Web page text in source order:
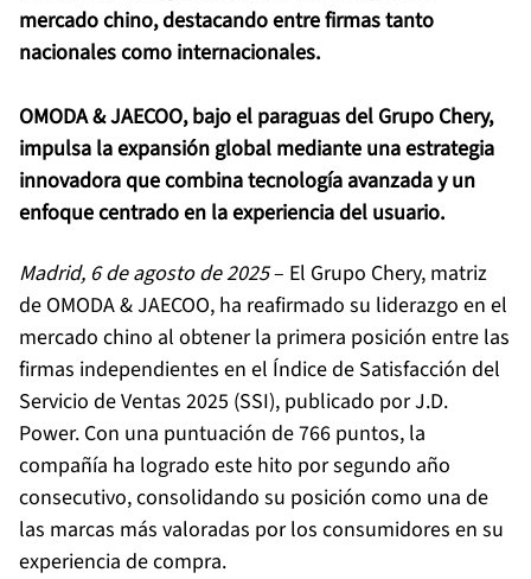
mercado chino, destacando entre firmas tanto
nacionales como internacionales.
OMODA & JAECOO, bajo el paraguas del Grupo Chery,
impulsa la expansión global mediante una estrategia
innovadora que combina tecnología avanzada y un
enfoque centrado en la experiencia del usuario.
Madrid, 6 de agosto de 2025– El Grupo Chery, matriz
de OMODA & JAECOO, ha reafirmado su liderazgo en el
mercado chino al obtener la primera posición entre las
firmas independientes en el Índice de Satisfacción del
Servicio de Ventas 2025 (SSI), publicado por J.D.
Power. Con una puntuación de 766 puntos, la
compañía ha logrado este hito por segundo año
consecutivo, consolidando su posición como una de
las marcas más valoradas por los consumidores en su
experiencia de compra.